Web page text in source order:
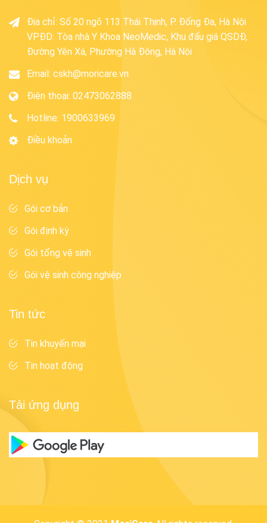
Địa chỉ: Số 20 ngõ 113 Thái Thịnh, P. Đống Đa, Hà Nội
VPĐD: Tòa nhà Y Khoa NeoMedic, Khu đấu giá QSDĐ,
Đường Yên Xá, Phường Hà Đông, Hà Nội
Email: cskh@moricare.vn
Điện thoại: 02473062888
Hotline: 1900633969
Điều khoản
Dịch vụ
Gói cơ bản
Gói định kỳ
Gói tổng vệ sinh
Gói vệ sinh công nghiệp
Tin tức
Tin khuyến mại
Tin hoạt động
Tải ứng dụng